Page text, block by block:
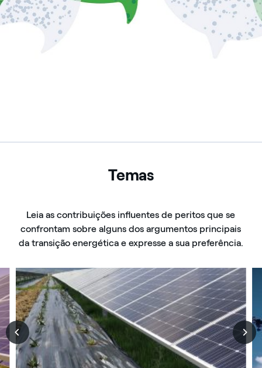
Temas
Leia as contribuições influentes de peritos que se
confrontam sobre alguns dos argumentos principais
da transição energética e expresse a sua preferência.